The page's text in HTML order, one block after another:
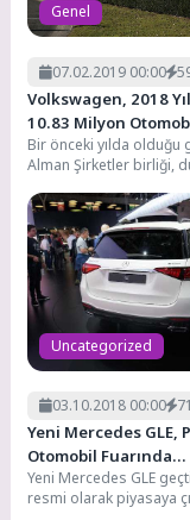
Genel
07.02.2019 00:00
Volkswagen, 2018
10.83 Milyon
Yaptı
Bir önceki yılda olduğu
Alman Şirketler birliği,
olarak...
Uncategorized
03.10.2018 00:00 71
Yeni Mercedes GLE,
Otomobil Fuarında
Sergileniyor
Yeni Mercedes GLE
resmi olarak piyasaya